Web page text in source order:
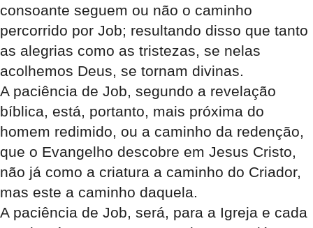
consoante seguem ou não o caminho
percorrido por Job; resultando disso que tanto
as alegrias como as tristezas, se nelas
acolhemos Deus, se tornam divinas.
A paciência de Job, segundo a revelação
bíblica, está, portanto, mais próxima do
homem redimido, ou a caminho da redenção,
que o Evangelho descobre em Jesus Cristo,
não já como a criatura a caminho do Criador,
mas este a caminho daquela.
A paciência de Job, será, para a Igreja e cada